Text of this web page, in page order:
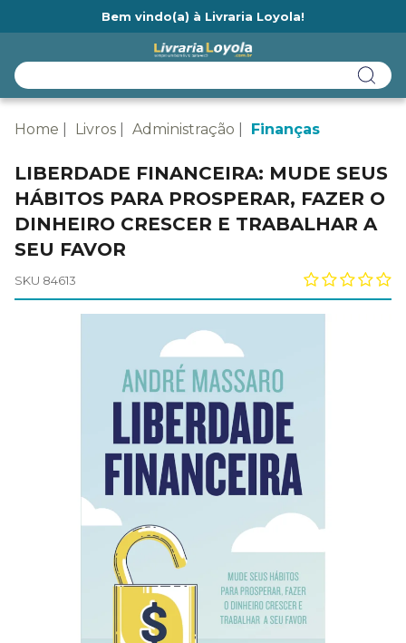
Bem vindo(a) à Livraria Loyola!
Home Livros Administração Finanças
LIBERDADE FINANCEIRA: MUDE SEUS
HÁBITOS PARA PROSPERAR, FAZER O
DINHEIRO CRESCER E TRABALHAR A
SEU FAVOR
SKU 84613